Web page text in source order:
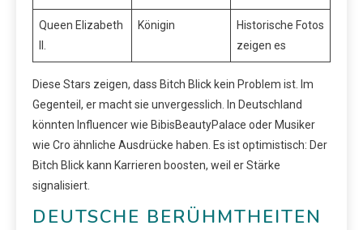
Queen Elizabeth
Königin
Historische Fotos
zeigen es
Diese Stars zeigen, dass Bitch Blick kein Problem ist. Im
Gegenteil, er macht sie unvergesslich. In Deutschland
könnten Influencer wie BibisBeautyPalace oder Musiker
wie Cro ähnliche Ausdrücke haben. Es ist optimistisch: Der
Bitch Blick kann Karrieren boosten, weil er Stärke
signalisiert.
DEUTSCHE BERÜHMTHEITEN